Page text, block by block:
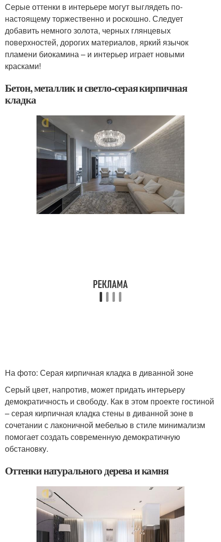
Серые оттенки в интерьере могут выглядеть по-
настоящему торжественно и роскошно. Следует
добавить немного золота, черных глянцевых
поверхностей, дорогих материалов, яркий язычок
пламени биокамина – и интерьер играет новыми
красками!
Бетон, металлик и светло-серая кирпичная
кладка
На фото: Серая кирпичная кладка в диванной зоне
Серый цвет, напротив, может придать интерьеру
демократичность и свободу. Как в этом проекте гостиной
– серая кирпичная кладка стены в диванной зоне в
сочетании с лаконичной мебелью в стиле минимализм
помогает создать современную демократичную
обстановку.
Оттенки натурального дерева и камня